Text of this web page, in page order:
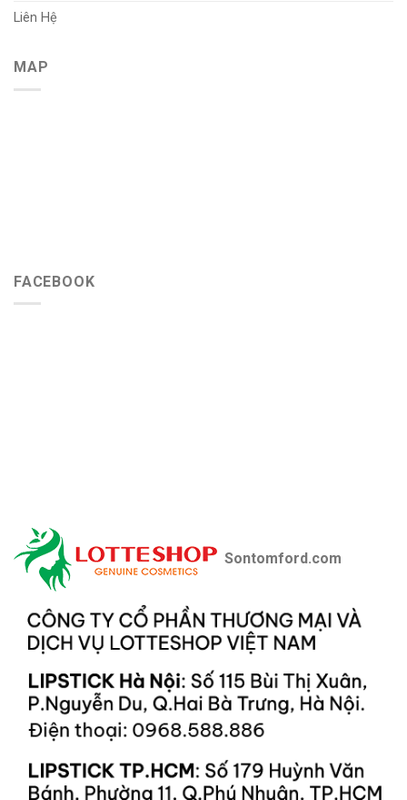
Liên Hệ
MAP
FACEBOOK
Sontomford.com